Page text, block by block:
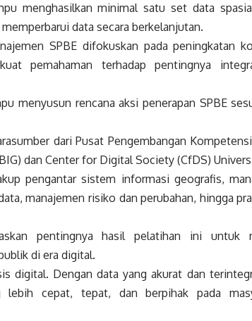
menghasilkan minimal satu set data
data secara berkelanjutan.
SPBE difokuskan pada peningkatan
pemahaman terhadap pentingnya
menyusun rencana aksi penerapan SPBE
dari Pusat Pengembangan
dan Center for Digital Society (CfDS)
pengantar sistem informasi geografis,
manajemen risiko dan perubahan, hingga
pentingnya hasil pelatihan ini untuk
di era digital.
digital. Dengan data yang akurat dan
lebih cepat, tepat, dan berpihak pada